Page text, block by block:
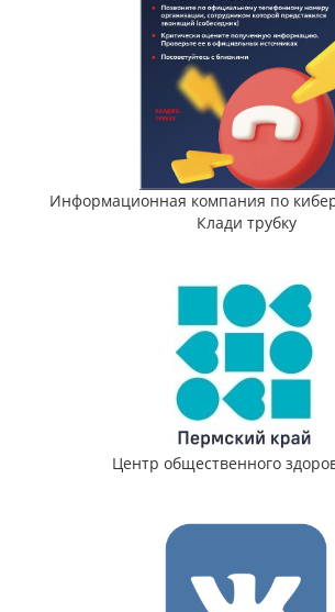
Информационная компания по
Клади трубку
Центр общественного